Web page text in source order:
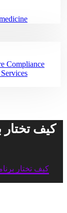
Compliance
كيف تختار
كيف تختار